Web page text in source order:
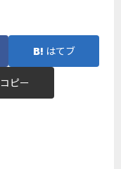
はてブ
コピー